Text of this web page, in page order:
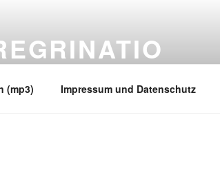
(mp3) Impressum und Datenschutz